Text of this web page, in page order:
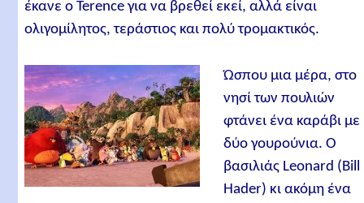
έκανε ο Terence για να βρεθεί εκεί, αλλά είναι
ολιγομίλητος, τεράστιος και πολύ τρομακτικός.
Ώσπου μια μέρα, στο
νησί των πουλιών
φτάνει ένα καράβι με
δύο γουρούνια. Ο
βασιλιάς Leonard (Bill
Hader) κι ακόμη ένα